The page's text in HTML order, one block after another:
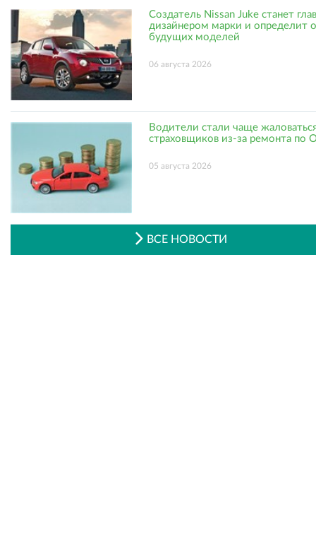
Создатель Nissan Juke станет
дизайнером марки и определит
будущих моделей
06 августа 2026
Водители стали чаще
страховщиков из-за ремонта по
05 августа 2026
ВСЕ НОВОСТИ